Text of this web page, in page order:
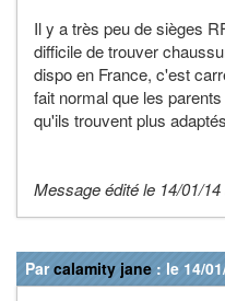
Il y a très peu de sièges
difficile de trouver
dispo en France, c'est
fait normal que les
qu'ils trouvent plus
Message édité le 14/01/14
Parcalamity jane : le 14/